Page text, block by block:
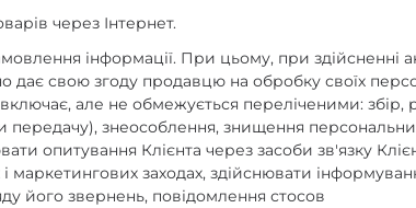
через Інтернет.
інформації. При цьому, при здійсненні
свою згоду продавцю на обробку своїх
але не обмежується переліченими: збір,
передачу), знеособлення, знищення
опитування Клієнта через засоби зв'язку
маркетингових заходах, здійснювати
його звернень, повідомлення стосов